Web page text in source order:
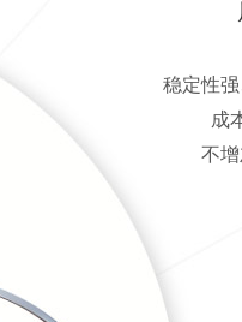
稳定性强
成
不